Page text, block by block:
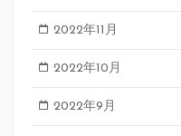
2022年11月
2022年10月
2022年9月